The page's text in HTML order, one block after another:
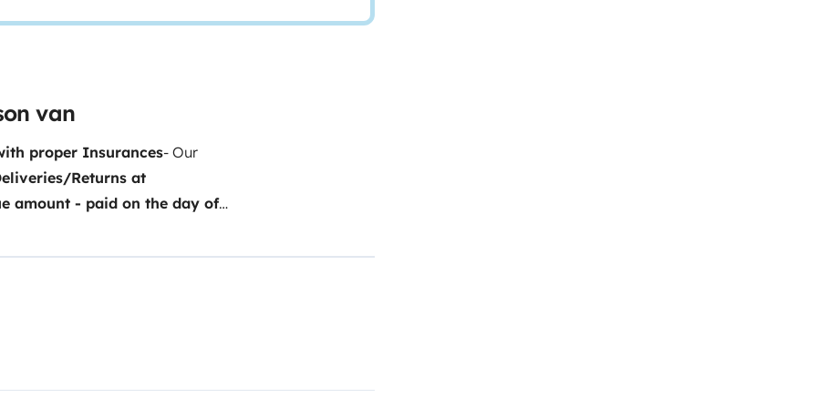
van
proper Insurances- Our
Returns at
amount - paid on the day of
squeeze the most of it!
any constraints with
small devices and keep